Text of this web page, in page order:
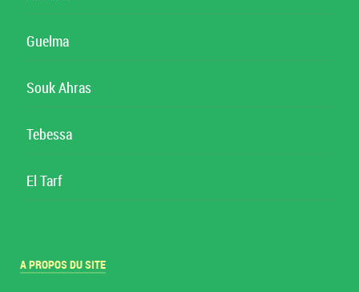
Guelma
Souk Ahras
Tebessa
El Tarf
A PROPOS DU SITE